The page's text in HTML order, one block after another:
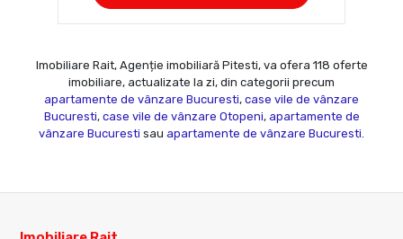
Imobiliare Rait, Agenție imobiliară Pitesti, va ofera 118 oferte
imobiliare, actualizate la zi, din categorii precum
apartamente de vânzare Bucuresti, case vile de vânzare
Bucuresti, case vile de vânzare Otopeni, apartamente de
vânzare Bucuresti sau apartamente de vânzare Bucuresti